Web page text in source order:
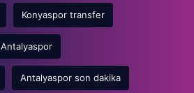
Konyaspor transfer
Antalyaspor
Antalyaspor son dakika